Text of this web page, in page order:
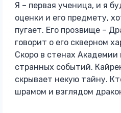
Я – первая ученица, и я
оценки и его предмету,
пугает. Его прозвище –
говорит о его скверном
Скоро в стенах Академии
странных событий.
скрывает некую тайну.
шрамом и взглядом